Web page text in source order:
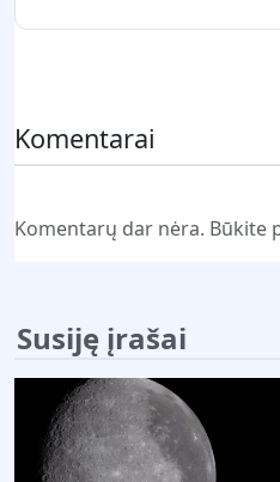
Komentarai
Komentarų dar nėra. Būkite
Susiję įrašai